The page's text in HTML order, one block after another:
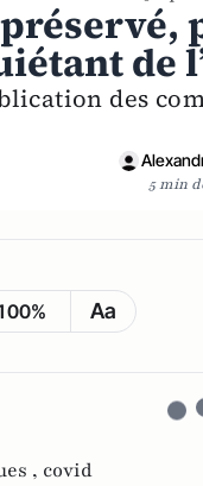
de
des
5 min
Aa
, covid